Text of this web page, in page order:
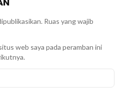
Ruas yang wajib
web saya pada peramban ini